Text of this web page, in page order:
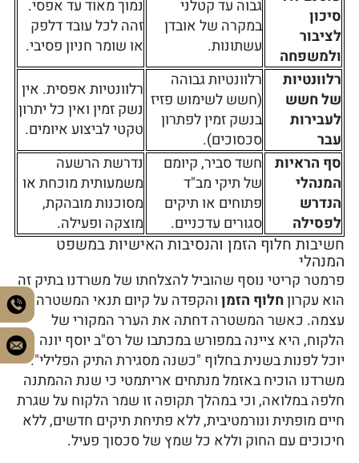
סיכון
לציבור
ולמשפחה
גבוה עד קטלני
במקרה של אובדן
עשתונות.
נמוך מאוד עד אפסי.
זהה לכל עובד דלפק
או שומר חניון פסיבי.
רלוונטיות
של חשש
לעבירות
עבר
רלוונטיות גבוהה
(חשש לשימוש פזיז
בנשק זמין לפתרון
סכסוכים).
רלוונטיות אפסית. אין
נשק זמין ואין כל יתרון
טקטי לביצוע איומים.
סף הראיות
המנהלי
הנדרש
לפסילה
חשד סביר, קיומם
של תיקי מב"ד
פתוחים או תיקים
סגורים עדכניים.
נדרשת הרשעה
משמעותית מוכחת או
מסוכנות מובהקת,
מוצקה ופעילה.
חשיבות חלוף הזמן והנסיבות האישיות במשפט
המנהלי
פרמטר קריטי נוסף שהוביל להצלחתו של משרדנו בתיק זה
הוא עקרוןחלוף הזמןוהקפדה על קיום תנאי המשטרה
עצמה. כאשר המשטרה דחתה את הערר המקורי של
הלקוח, היא ציינה במפורש במכתבו של רס"ב יוסף יונה כי
יוכל לפנות בשנית בחלוף "כשנה מסגירת התיק הפלילי".
משרדנו הוכיח באזמל מנתחים אריתמטי כי שנת ההמתנה
חלפה במלואה, וכי במהלך תקופה זו שמר הלקוח על שגרת
חיים מופתית ונורמטיבית, ללא פתיחת תיקים חדשים, ללא
חיכוכים עם החוק וללא כל שמץ של סכסוך פעיל.